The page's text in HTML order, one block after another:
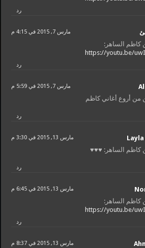
رد
مارس 7, 2015 في 4:15 م
كاظم الساهر:
https://youtu.be/
رد
مارس 7, 2015 في 5:59 م
من أروع أغاني كاظم
رد
مارس 13, 2015 في 3:30 م
كاظم الساهر: ♥♥♥
رد
مارس 13, 2015 في 6:45 م
كاظم الساهر:
https://youtu.be/
رد
مارس 13, 2015 في 8:37 م